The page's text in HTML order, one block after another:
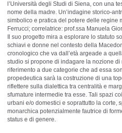
l’Università degli Studi di Siena, con una
nome della madre. Un’indagine storico-
simbolico e pratica del potere delle regine
Ferrucci; correlatrice: prof.ssa Manuela
Il suo progetto mira a esplorare lo statuto
schiavi e donne nel contesto della
cronologico che va dall’età argeade a
studio si propone di indagare la nozione
riferimento a due categorie che ad essa
propedeutica sarà la costruzione di una
riflettere sulla dialettica tra centralità e
sfumature intermedie tra esse. Tali spazi
urbani e/o domestici e soprattutto la corte,
monarchica potenzialmente fautrice di
status e di genere.